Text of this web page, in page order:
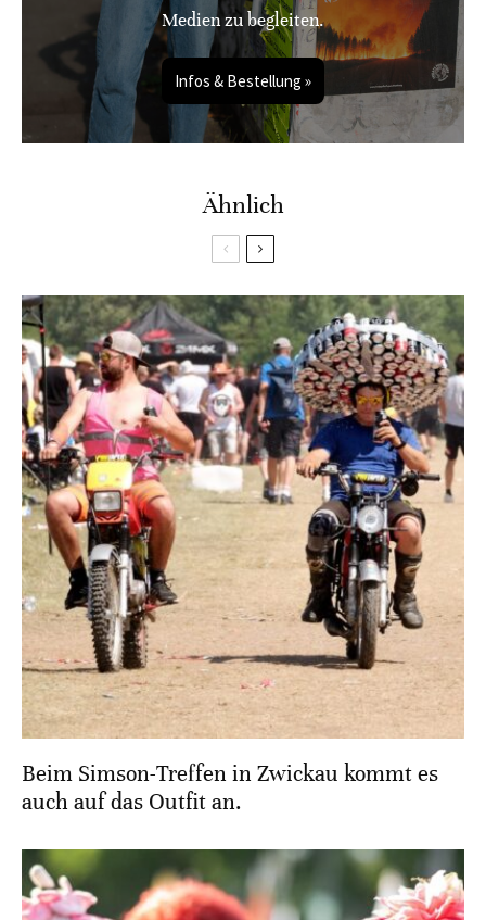
Medien zu begleiten.
Infos & Bestellung »
Ähnlich
Beim Simson-Treffen in Zwickau kommt es
auch auf das Outfit an.